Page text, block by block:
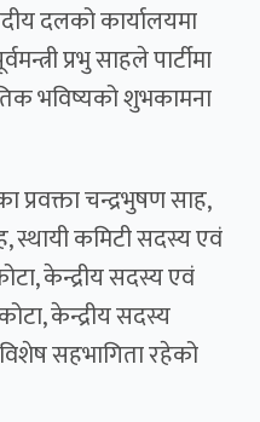
दलको कार्यालयमा
प्रभु साहले पार्टीमा
भविष्यको शुभकामना
प्रवक्ता चन्द्रभुषण साह,
स्थायी कमिटी सदस्य एवं
केन्द्रीय सदस्य एवं
केन्द्रीय सदस्य
सहभागिता रहेको